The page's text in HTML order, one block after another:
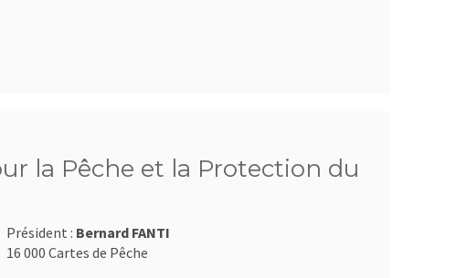
la Pêche et la Protection du
Président : Bernard FANTI
16 000 Cartes de Pêche